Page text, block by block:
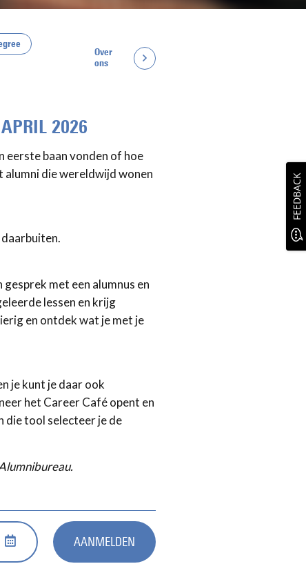
Over
ons
2026
eerste baan vonden of hoe
alumni die wereldwijd wonen
met een alumnus en
lessen en krijg
en ontdek wat je met je
je kunt je daar ook
het Career Café opent en
tool selecteer je de
AANMELDEN
FEEDBACK